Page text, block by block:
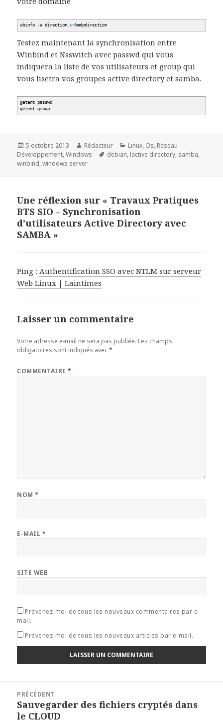
wbinfo -a direction.un%mdpdirection
Testez maintenant la synchronisation entre
Winbind et Nsswitch avec passwd qui vous
indiquera la liste de vos utilisateurs et group qui
vous lisetra vos groupes active directory et samba.
getent passwd
getent group
Publié
le
5 octobre 2013 Auteur
Rédacteur Catégories
Linux, Os, Réseau -
Développement,Windows
Mots-
debian, lactive directory, samba,
winbind,windows server
Une réflexion sur « Travaux Pratiques
BTS SIO – Synchronisation
d’utilisateurs Active Directory avec
SAMBA »
Ping : Authentification SSO avec NTLM sur serveur
Web Linux | Laintimes
Laisser un commentaire
Votre adresse e-mail ne sera pas publiée. Les champs
obligatoires sont indiqués avec*
COMMENTAIRE*
NOM*
E-MAIL *
SITE WEB
Prévenez-moi de tous les nouveaux commentaires par e-
mail.
Prévenez-moi de tous les nouveaux articles par e-mail.
l’article
PRÉCÉDENT
Article
précédent :
Sauvegarder des fichiers cryptés dans
le CLOUD